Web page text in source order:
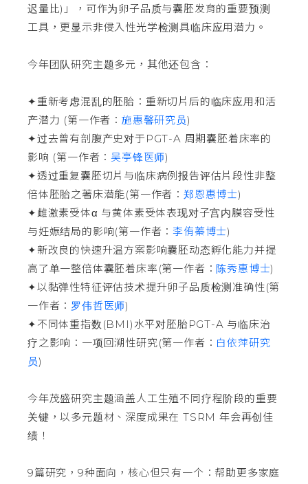
迟量比)」，可作为卵子品质与囊胚发育的重要预测
工具，更显示非侵入性光学检测具临床应用潜力。
今年团队研究主题多元，其他还包含：
✦重新考虑混乱的胚胎：重新切片后的临床应用和活
产潜力 (第一作者： 施惠馨研究员)
✦过去曾有剖腹产史对于PGT-A 周期囊胚着床率的
影响 (第一作者：吴亭锋医师)
✦透过重复囊胚切片与临床病例报告评估片段性非整
倍体胚胎之著床潜能(第一作者：郑恩惠博士)
✦雌激素受体α 与黄体素受体表现对子宫内膜容受性
与妊娠结局的影响(第一作者：李侑蓁博士)
✦新改良的快速升温方案影响囊胚动态孵化能力并提
高了单一整倍体囊胚着床率(第一作者： 陈秀惠博士)
✦以黏弹性特征评估技术提升卵子品质检测准确性(第
一作者： 罗伟哲医师)
✦不同体重指数(BMI)水平对胚胎PGT-A 与临床治
疗之影响：一项回溯性研究(第一作者： 白依萍研究
员)
今年茂盛研究主题涵盖人工生殖不同疗程阶段的重要
关键，以多元题材、深度成果在 TSRM 年会再创佳
绩！
9篇研究，9种面向，核心但只有一个：帮助更多家庭